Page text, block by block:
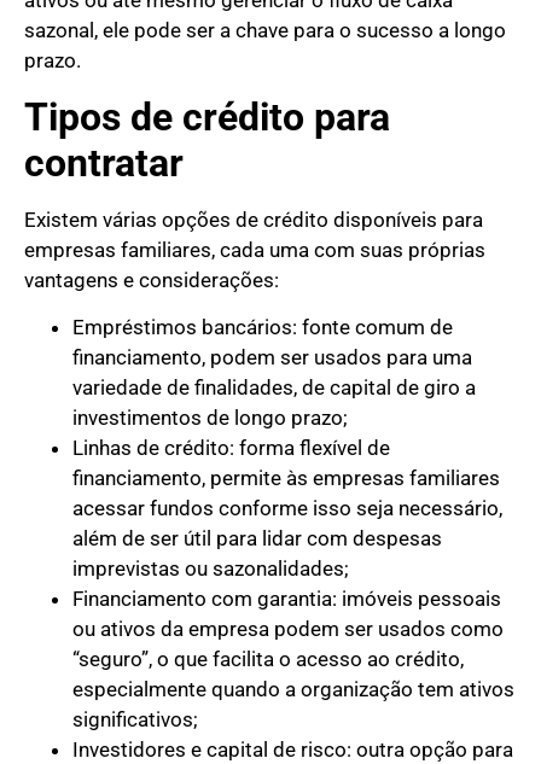
sazonal, ele pode ser a chave para o sucesso a longo
prazo.
Tipos de crédito para
contratar
Existem várias opções de crédito disponíveis para
empresas familiares, cada uma com suas próprias
vantagens e considerações:
Empréstimos bancários: fonte comum de
financiamento, podem ser usados para uma
variedade de finalidades, de capital de giro a
investimentos de longo prazo;
Linhas de crédito: forma flexível de
financiamento, permite às empresas familiares
acessar fundos conforme isso seja necessário,
além de ser útil para lidar com despesas
imprevistas ou sazonalidades;
Financiamento com garantia: imóveis pessoais
ou ativos da empresa podem ser usados como
“seguro”, o que facilita o acesso ao crédito,
especialmente quando a organização tem ativos
significativos;
Investidores e capital de risco: outra opção para